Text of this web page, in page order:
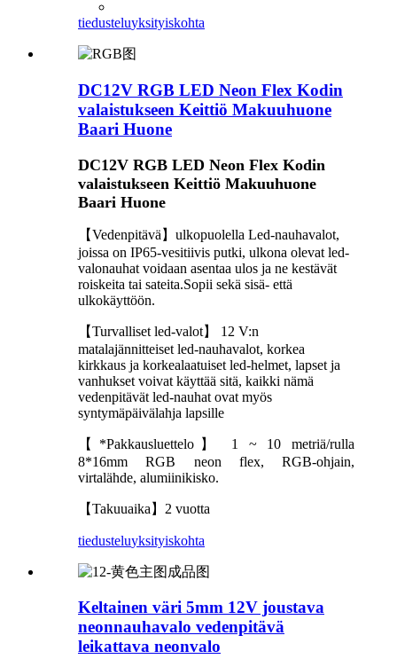
tiedusteluyksityiskohta
DC12V RGB LED Neon Flex Kodin
valaistukseen Keittiö Makuuhuone
Baari Huone
DC12V RGB LED Neon Flex Kodin
valaistukseen Keittiö Makuuhuone
Baari Huone
【Vedenpitävä】ulkopuolella Led-nauhavalot,
joissa on IP65-vesitiivis putki, ulkona olevat led-
valonauhat voidaan asentaa ulos ja ne kestävät
roiskeita tai sateita.Sopii sekä sisä- että
ulkokäyttöön.
【Turvalliset led-valot】 12 V:n
matalajännitteiset led-nauhavalot, korkea
kirkkaus ja korkealaatuiset led-helmet, lapset ja
vanhukset voivat käyttää sitä, kaikki nämä
vedenpitävät led-nauhat ovat myös
syntymäpäivälahja lapsille
【*Pakkausluettelo】 1 ~ 10 metriä/rulla
8*16mm RGB neon flex, RGB-ohjain,
virtalähde, alumiinikisko.
【Takuuaika】2 vuotta
tiedusteluyksityiskohta
Keltainen väri 5mm 12V joustava
neonnauhavalo vedenpitävä
leikattava neonvalo